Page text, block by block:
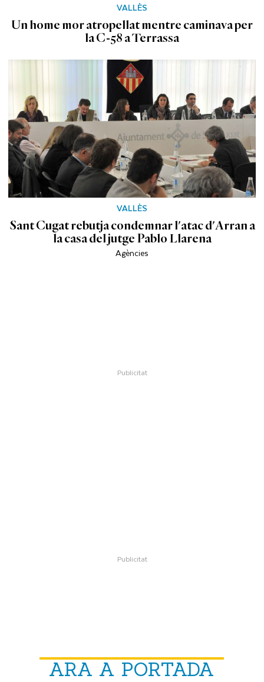
VALLÈS
Un home mor atropellat mentre caminava per
la C-58 a Terrassa
VALLÈS
Sant Cugat rebutja condemnar l'atac d'Arran a
la casa del jutge Pablo Llarena
Agències
ARA A PORTADA